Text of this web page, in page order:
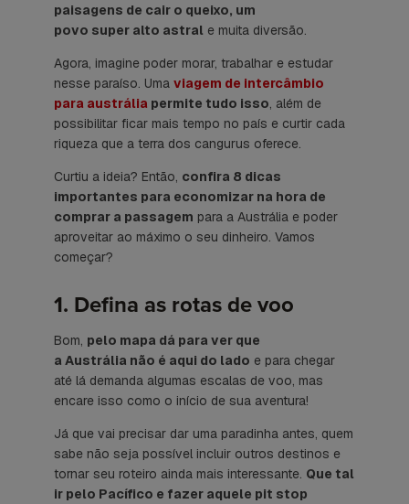
paisagens de cair o queixo, um
povo super alto astral e muita diversão.
Agora, imagine poder morar, trabalhar e estudar
nesse paraíso. Uma viagem de intercâmbio
para austrália permite tudo isso, além de
possibilitar ficar mais tempo no país e curtir cada
riqueza que a terra dos cangurus oferece.
Curtiu a ideia? Então, confira 8 dicas
importantes para economizar na hora de
comprar a passagem para a Austrália e poder
aproveitar ao máximo o seu dinheiro. Vamos
começar?
1. Defina as rotas de voo
Bom, pelo mapa dá para ver que
a Austrália não é aqui do lado e para chegar
até lá demanda algumas escalas de voo, mas
encare isso como o início de sua aventura!
Já que vai precisar dar uma paradinha antes, quem
sabe não seja possível incluir outros destinos e
tornar seu roteiro ainda mais interessante. Que tal
ir pelo Pacífico e fazer aquele pit stop